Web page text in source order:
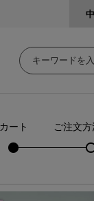
カート ご注文